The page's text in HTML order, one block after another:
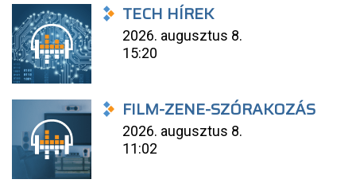
TECH HÍREK
2026. augusztus 8.
15:20
FILM-ZENE-SZÓRAKOZÁS
2026. augusztus 8.
11:02